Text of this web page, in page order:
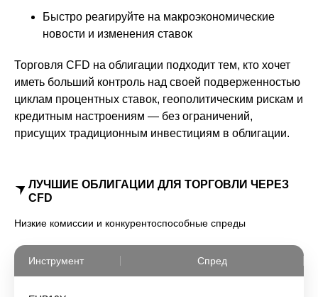
Быстро реагируйте на макроэкономические
новости и изменения ставок
Торговля CFD на облигации подходит тем, кто хочет
иметь больший контроль над своей подверженностью
циклам процентных ставок, геополитическим рискам и
кредитным настроениям — без ограничений,
присущих традиционным инвестициям в облигации.
ЛУЧШИЕ ОБЛИГАЦИИ ДЛЯ ТОРГОВЛИ ЧЕРЕЗ
CFD
Низкие комиссии и конкурентоспособные спреды
Инструмент Спред